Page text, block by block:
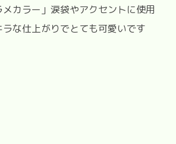
カラー」涙袋やアクセントに使用
な仕上がりでとても可愛いです